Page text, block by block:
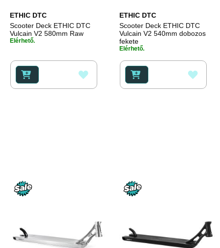
ETHIC DTC
Scooter Deck ETHIC DTC
Vulcain V2 580mm Raw
Elérhető.
HOZZÁADÁS
A
ETHIC DTC
Scooter Deck ETHIC DTC
Vulcain V2 540mm dobozos
fekete
Elérhető.
A